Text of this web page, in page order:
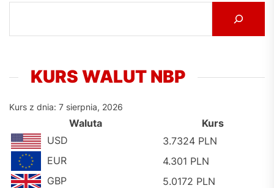
KURS WALUT NBP
Kurs z dnia: 7 sierpnia, 2026
Waluta
Kurs
USD
3.7324 PLN
EUR
4.301 PLN
GBP
5.0172 PLN